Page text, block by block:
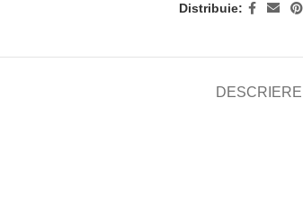
Distribuie:
DESCRIERE